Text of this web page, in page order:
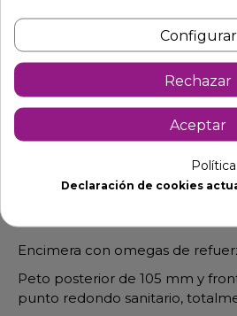
Detalles de
Encimera con omegas de
Peto posterior de 105 mm y
punto redondo sanitario,
Configurar
Rechazar
Aceptar
Declaración de cookies